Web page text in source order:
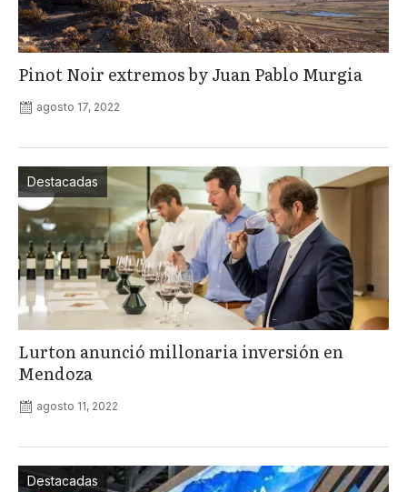
Pinot Noir extremos by Juan Pablo Murgia
agosto 17, 2022
Destacadas
Lurton anunció millonaria inversión en
Mendoza
agosto 11, 2022
Destacadas